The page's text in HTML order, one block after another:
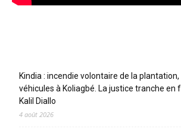
Kindia : incendie volontaire de la
véhicules à Koliagbé. La justice tranche en
Kalil Diallo
4 août 2026